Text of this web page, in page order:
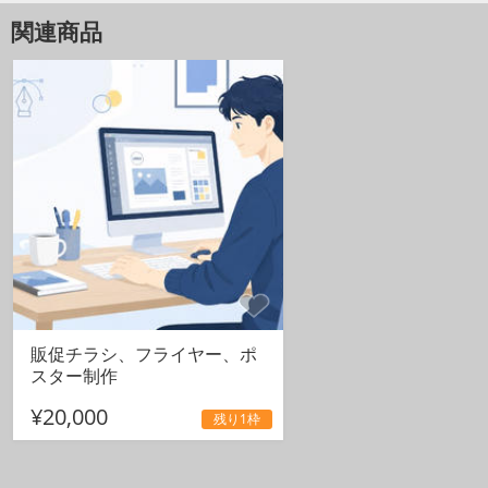
関連商品
販促チラシ、フライヤー、ポ
スター制作
¥20,000 残り1枠